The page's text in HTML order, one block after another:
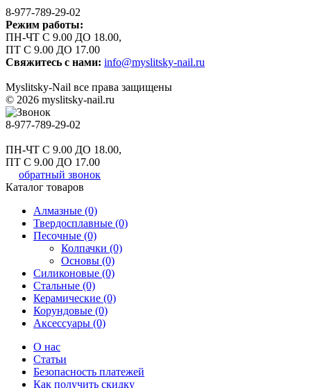
8-977-789-29-02
Режим работы:
ПН-ЧТ С 9.00 ДО 18.00,
ПТ С 9.00 ДО 17.00
Свяжитесь с нами: info@myslitsky-nail.ru
Myslitsky-Nail все права защищены
© 2026 myslitsky-nail.ru
8-977-789-29-02
ПН-ЧТ С 9.00 ДО 18.00,
ПТ С 9.00 ДО 17.00
обратный звонок
Каталог товаров
Алмазные (0)
Твердосплавные (0)
Песочные (0)
Колпачки (0)
Основы (0)
Силиконовые (0)
Стальные (0)
Керамические (0)
Корундовые (0)
Аксессуары (0)
О нас
Статьи
Безопасность платежей
Как получить скидку